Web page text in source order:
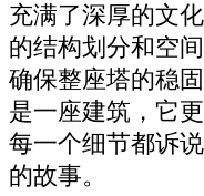
充满了深厚的文
的结构划分和空
确保整座塔的稳
是一座建筑，它
每一个细节都诉
的故事。